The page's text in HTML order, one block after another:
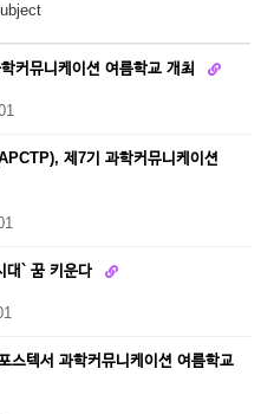
커뮤니케이션 여름학교 개최
제7기 과학커뮤니케이션
대` 꿈 키운다
스텍서 과학커뮤니케이션 여름학교